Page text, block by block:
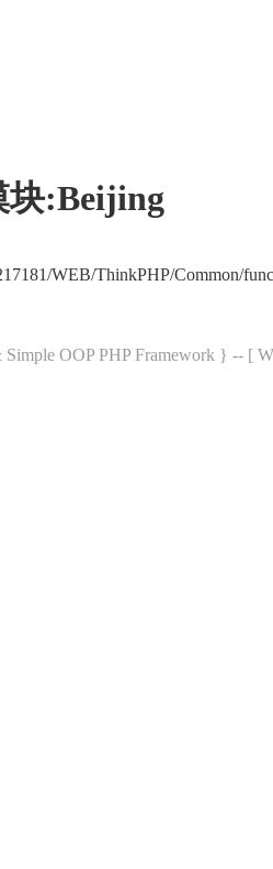
块:Beijing
WEB/ThinkPHP/Common/
Simple OOP PHP Framework } -- [